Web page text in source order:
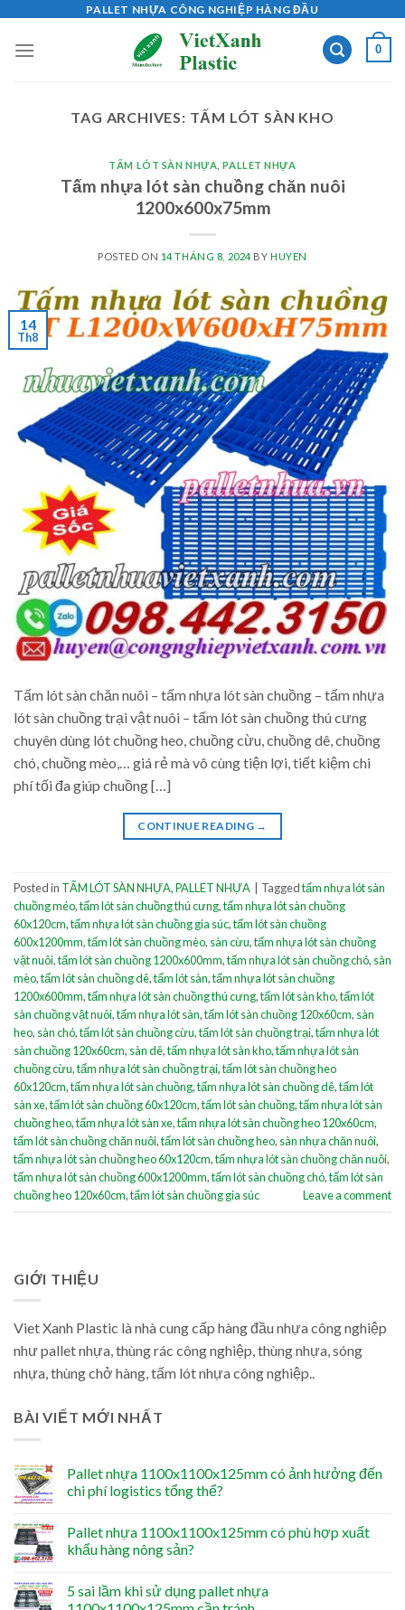
content
PALLET NHỰA CÔNG NGHIỆP HÀNG ĐẦU
0
TAG ARCHIVES: TẤM LÓT SÀN KHO
TẤM LÓT SÀN NHỰA ,PALLET NHỰA
Tấm nhựa lót sàn chuồng chăn nuôi
1200x600x75mm
POSTED ON 14 THÁNG 8, 2024BY HUYEN
14
Th8
Tấm lót sàn chăn nuôi – tấm nhựa lót sàn chuồng – tấm nhựa
lót sàn chuồng trại vật nuôi – tấm lót sàn chuồng thú cưng
chuyên dùng lót chuồng heo, chuồng cừu, chuồng dê, chuồng
chó, chuồng mèo,… giá rẻ mà vô cùng tiện lợi, tiết kiệm chi
phí tối đa giúp chuồng […]
CONTINUE READING →
Posted in TẤM LÓT SÀN NHỰA,PALLET NHỰA Taggedtấm nhựa lót sàn
chuồng méo,tấm lót sàn chuồng thú cưng,tấm nhựa lót sàn chuồng
60x120cm,tấm nhựa lót sàn chuồng gia súc,tấm lót sàn chuồng
600x1200mm,tấm lót sàn chuồng mèo, sàn cừu,tấm nhựa lót sàn chuồng
vật nuôi,tấm lót sàn chuồng 1200x600mm,tấm nhựa lót sàn chuồng chó, sàn
mèo,tấm lót sàn chuồng dê,tấm lót sàn,tấm nhựa lót sàn chuồng
1200x600mm,tấm nhựa lót sàn chuồng thú cưng,tấm lót sàn kho,tấm lót
sàn chuồng vật nuôi,tấm nhựa lót sàn,tấm lót sàn chuồng 120x60cm, sàn
heo, sàn chó,tấm lót sàn chuồng cừu,tấm lót sàn chuồng trại,tấm nhựa lót
sàn chuồng 120x60cm, sàn dê,tấm nhựa lót sàn kho,tấm nhựa lót sàn
chuồng cừu,tấm nhựa lót sàn chuồng trại,tấm lót sàn chuồng heo
60x120cm,tấm nhựa lót sàn chuồng,tấm nhựa lót sàn chuồng dê,tấm lót
sàn xe,tấm lót sàn chuồng 60x120cm,tấm lót sàn chuồng,tấm nhựa lót sàn
chuồng heo,tấm nhựa lót sàn xe,tấm nhựa lót sàn chuồng heo 120x60cm,
tấm lót sàn chuồng chăn nuôi,tấm lót sàn chuồng heo, sàn nhựa chăn nuôi,
tấm nhựa lót sàn chuồng heo 60x120cm,tấm nhựa lót sàn chuồng chăn nuôi,
tấm nhựa lót sàn chuồng 600x1200mm,tấm lót sàn chuồng chó,tấm lót sàn
chuồng heo 120x60cm,tấm lót sàn chuồng gia súc Leave a comment
GIỚI THIỆU
Viet Xanh Plastic là nhà cung cấp hàng đầu nhựa công nghiệp
như pallet nhựa, thùng rác công nghiệp, thùng nhựa, sóng
nhựa, thùng chở hàng, tấm lót nhựa công nghiệp..
BÀI VIẾT MỚI NHẤT
Pallet nhựa 1100x1100x125mm có ảnh hưởng đến
chi phí logistics tổng thể?
Pallet nhựa 1100x1100x125mm có phù hợp xuất
khẩu hàng nông sản?
5 sai lầm khi sử dụng pallet nhựa